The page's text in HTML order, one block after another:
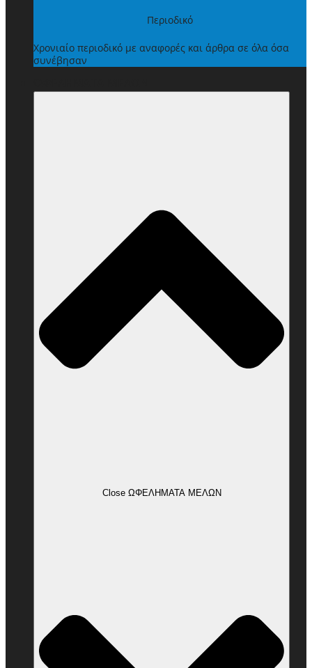
Περιοδικό
Χρονιαίο περιοδικό με αναφορές και άρθρα σε όλα όσα
συνέβησαν
Close ΩΦΕΛΗΜΑΤΑ ΜΕΛΩΝ